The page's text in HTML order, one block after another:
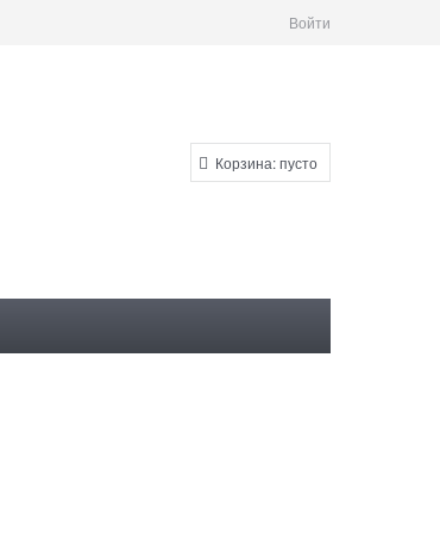
Войти
Корзина:пусто